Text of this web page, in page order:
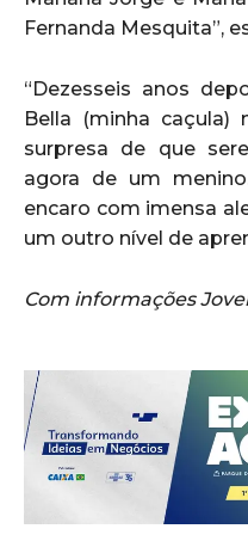
Fernanda Mesquita”,
“Dezesseis anos
Bella (minha
surpresa de que
agora de um
encaro com imensa
um outro nível de
Com informações